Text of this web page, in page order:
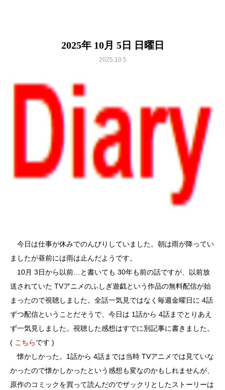
2025年 10月 5日 日曜日
2025.10.5
今日は仕事が休みでのんびりしていました。朝は雨が降ってい
ましたが昼前には雨は止んだようです。
10月 3日から以前…と書いても 30年も前の話ですが、以前放
送されていた TVアニメのふしぎ遊戯という作品の無料配信が始
まったので視聴しました。全話一気見ではなく毎週金曜日に 4話
ずつ配信ということだそうで、今日は 1話から 4話までとりあえ
ず一気見しました。視聴した感想はすでに別記事に書きました。
( こちらです )
懐かしかった。1話から 4話までは当時 TVアニメでは見ていな
かったので懐かしかったという感想も変なのかもしれませんが、
原作のコミックを買って読んだのでザックリとしたストーリーは